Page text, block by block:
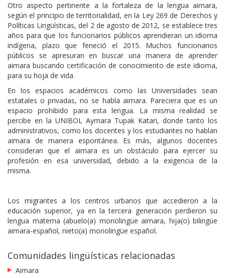
Otro aspecto pertinente a la fortaleza de la lengua aimara,
según el principio de territorialidad, en la Ley 269 de Derechos y
Políticas Lingüísticas, del 2 de agosto de 2012, se establece tres
años para que los funcionarios públicos aprendieran un idioma
indígena, plazo que feneció el 2015. Muchos funcionarios
públicos se apresuran en buscar una manera de aprender
aimara buscando certificación de conocimiento de este idioma,
para su hoja de vida.
En los espacios académicos como las Universidades sean
estatales o privadas, no se habla aimara. Pareciera que es un
espacio prohibido para esta lengua. La misma realidad se
percibe en la UNIBOL Aymara Tupak Katari, donde tanto los
administrativos, como los docentes y los estudiantes no hablan
aimara de manera espontánea. Es más, algunos docentes
consideran que el aimara es un obstáculo para ejercer su
profesión en esa universidad, debido a la exigencia de la
misma.
Los migrantes a los centros urbanos que accedieron a la
educación superior, ya en la tercera generación perdieron su
lengua materna (abuelo(a) monolingüe aimara, hija(o) bilingüe
aimara-español, nieto(a) monolingüe español.
Comunidades lingüísticas relacionadas
Aimara